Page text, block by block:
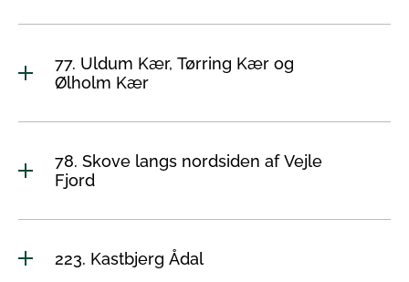
77. Uldum Kær, Tørring Kær og
Ølholm Kær
78. Skove langs nordsiden af Vejle
Fjord
223. Kastbjerg Ådal